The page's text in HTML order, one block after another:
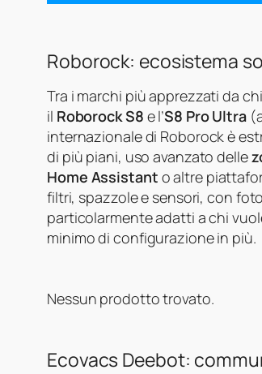
Roborock: ecosistema
Tra i marchi più apprezzati da
il Roborock S8 e l’S8 Pro Ultra
internazionale di Roborock è
di più piani, uso avanzato delle
Home Assistant o altre
filtri, spazzole e sensori, con
particolarmente adatti a chi
minimo di configurazione in più.
Nessun prodotto trovato.
Ecovacs Deebot: